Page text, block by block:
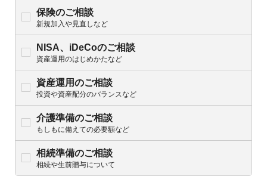
保険のご相談
新規加入や見直しなど
NISA、iDeCoのご相談
資産運用のはじめかたなど
資産運用のご相談
投資や資産配分のバランスなど
介護準備のご相談
もしもに備えての必要額など
相続準備のご相談
相続や生前贈与について